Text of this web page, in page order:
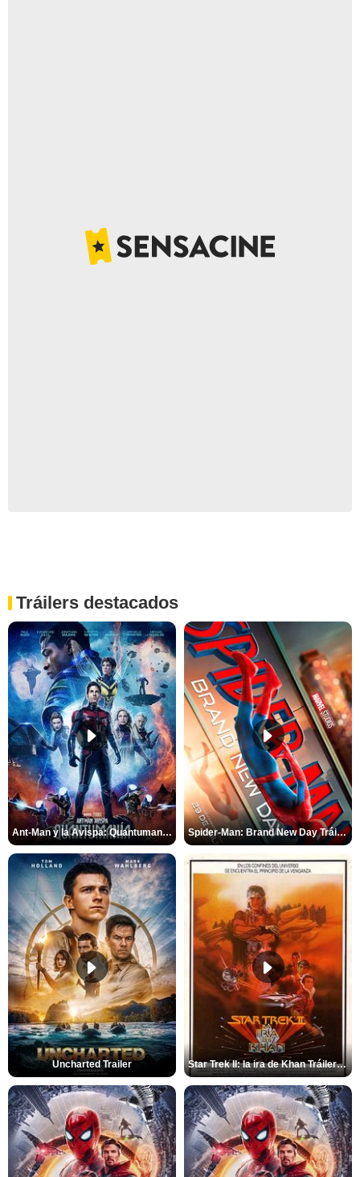
Tráilers destacados
Ant-Man y la Avispa: Quantumanía Tráiler (2) Spider-Man: Brand New Day Tráiler (3)
Uncharted Trailer Star Trek II: la ira de Khan Tráiler VO